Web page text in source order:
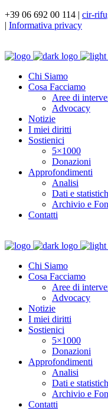
+39 06 692 00 114 | cir-
| Informativa privacy
Chi Siamo
Cosa Facciamo
Aree di
Advocacy
Notizie
I miei diritti
Sostienici
5×1000
Donazioni
Approfondimenti
Analisi
Dati e
Archivio e
Contatti
Chi Siamo
Cosa Facciamo
Aree di
Advocacy
Notizie
I miei diritti
Sostienici
5×1000
Donazioni
Approfondimenti
Analisi
Dati e
Archivio e
Contatti